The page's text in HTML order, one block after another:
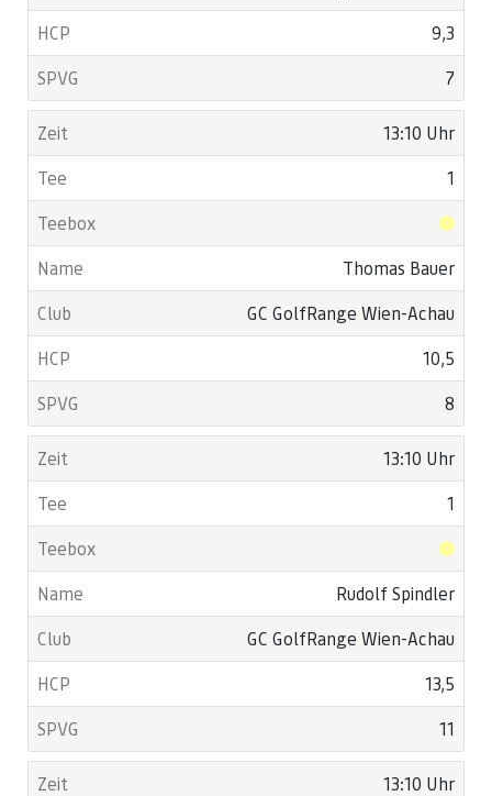
9,3
7
13:10 Uhr
1
Thomas Bauer
GC GolfRange Wien-Achau
10,5
8
13:10 Uhr
1
Rudolf Spindler
GC GolfRange Wien-Achau
13,5
11
13:10 Uhr